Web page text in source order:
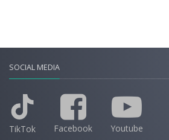
SOCIAL MEDIA
TikTok Facebook Youtube